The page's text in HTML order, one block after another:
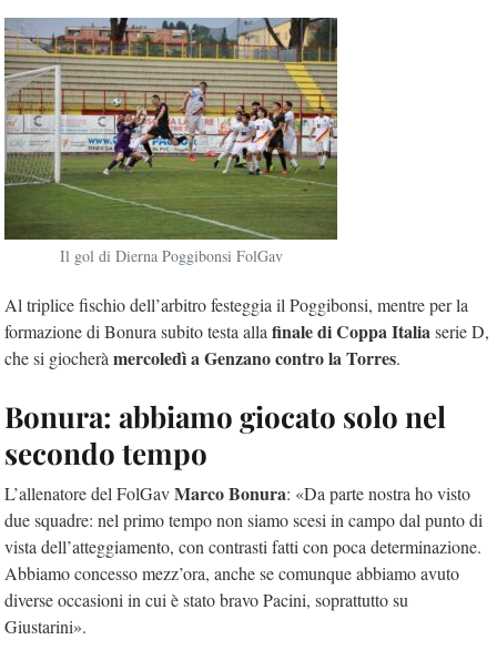
Il gol di Dierna Poggibonsi FolGav
Al triplice fischio dell’arbitro festeggia il Poggibonsi, mentre per la
formazione di Bonura subito testa allafinale di Coppa Italiaserie D,
che si giocheràmercoledì a Genzano contro la Torres.
Bonura: abbiamo giocato solo nel
secondo tempo
L’allenatore del FolGavMarco Bonura: «Da parte nostra ho visto
due squadre: nel primo tempo non siamo scesi in campo dal punto di
vista dell’atteggiamento, con contrasti fatti con poca determinazione.
Abbiamo concesso mezz’ora, anche se comunque abbiamo avuto
diverse occasioni in cui è stato bravo Pacini, soprattutto su
Giustarini».